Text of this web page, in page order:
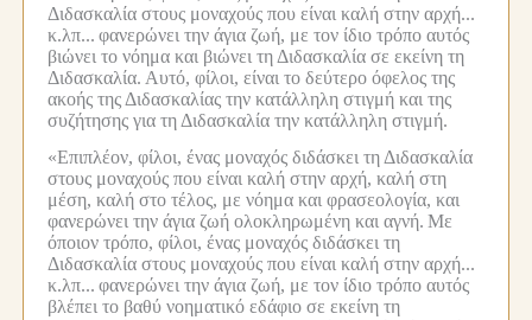
Διδασκαλία στους μοναχούς που είναι καλή στην αρχή...
κ.λπ... φανερώνει την άγια ζωή, με τον ίδιο τρόπο αυτός
βιώνει το νόημα και βιώνει τη Διδασκαλία σε εκείνη τη
Διδασκαλία. Αυτό, φίλοι, είναι το δεύτερο όφελος της
ακοής της Διδασκαλίας την κατάλληλη στιγμή και της
συζήτησης για τη Διδασκαλία την κατάλληλη στιγμή.
«Επιπλέον, φίλοι, ένας μοναχός διδάσκει τη Διδασκαλία
στους μοναχούς που είναι καλή στην αρχή, καλή στη
μέση, καλή στο τέλος, με νόημα και φρασεολογία, και
φανερώνει την άγια ζωή ολοκληρωμένη και αγνή. Με
όποιον τρόπο, φίλοι, ένας μοναχός διδάσκει τη
Διδασκαλία στους μοναχούς που είναι καλή στην αρχή...
κ.λπ... φανερώνει την άγια ζωή, με τον ίδιο τρόπο αυτός
βλέπει το βαθύ νοηματικό εδάφιο σε εκείνη τη